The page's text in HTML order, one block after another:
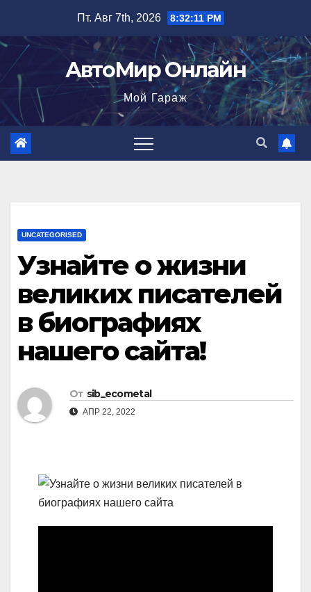
содержимому
Пт. Авг 7th, 2026 8:32:12 PM
АвтоМир Онлайн
Мой Гараж
UNCATEGORISED
Узнайте о жизни
великих писателей
в биографиях
нашего сайта!
От sib_ecometal
АПР 22, 2022